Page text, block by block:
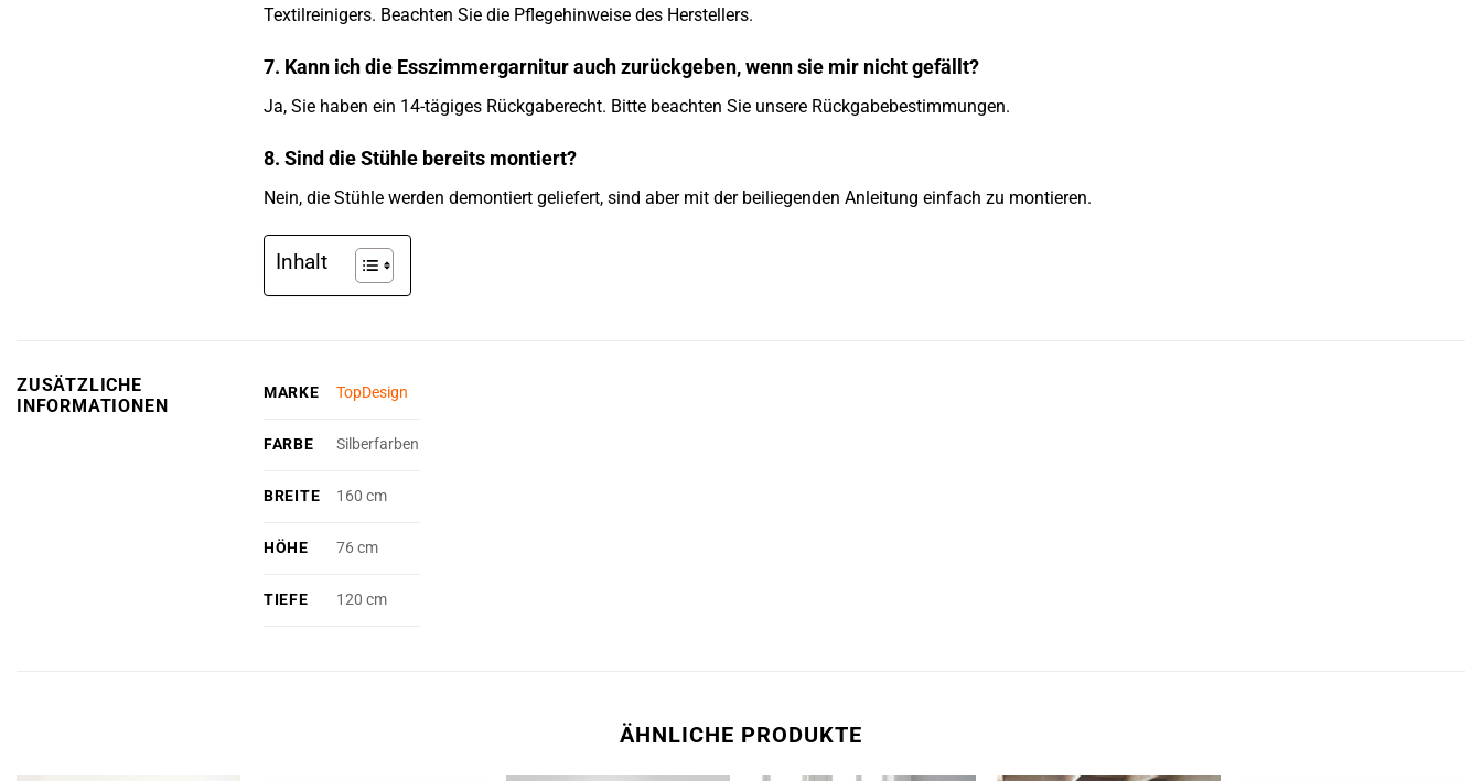
Textilreinigers. Beachten Sie die Pflegehinweise des Herstellers.
7. Kann ich die Esszimmergarnitur auch zurückgeben, wenn sie mir nicht gefällt?
Ja, Sie haben ein 14-tägiges Rückgaberecht. Bitte beachten Sie unsere Rückgabebestimmungen.
8. Sind die Stühle bereits montiert?
Nein, die Stühle werden demontiert geliefert, sind aber mit der beiliegenden Anleitung einfach zu montieren.
Inhalt
ZUSÄTZLICHE
INFORMATIONEN
MARKE TopDesign
FARBE Silberfarben
BREITE 160 cm
HÖHE 76 cm
TIEFE 120 cm
ÄHNLICHE PRODUKTE